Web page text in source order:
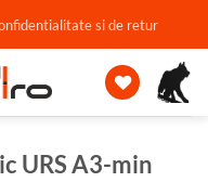
si de retur
URS A3-min